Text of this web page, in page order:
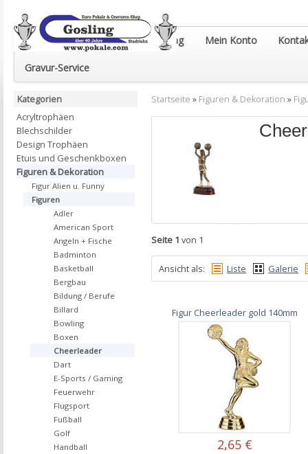
Euro-Pokale & Gravur-Shop Gosling Mein Konto
Gravur-Service
Startseite » Figuren & Dekoration »
Seite 1 von 1
Ansicht als: Liste Galerie
Figur Cheerleader gold 140mm
2,65 €
Kategorien
Acryltrophäen
Blechschilder
Design Trophäen
Etuis und Geschenkboxen
Figuren & Dekoration
Figur Alien u. Funny
Figuren
Adler
American Sport
Angeln + Fische
Badminton
Basketball
Bergbau
Bildung / Berufe
Billard
Bowling
Boxen
Cheerleader
Dart
E-Sports / Gaming
Feuerwehr
Flugsport
Fußball
Golf
Handball